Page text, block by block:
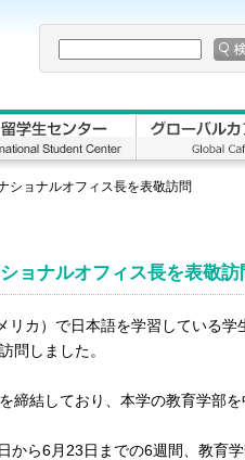
ショナルオフィス長を表敬訪問
ョナルオフィス長を表敬訪
カ）で日本語を学習している学
問しました。
締結しており、本学の教育学部を
から6月23日までの6週間、教育